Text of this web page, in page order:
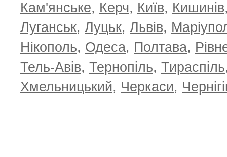
Кам'янське, Керч, Київ, Кишинів
Луганськ, Луцьк, Львів,
Нікополь, Одеса, Полтава,
Тель-Авів, Тернопіль, Тираспіль
Хмельницький, Черкаси,